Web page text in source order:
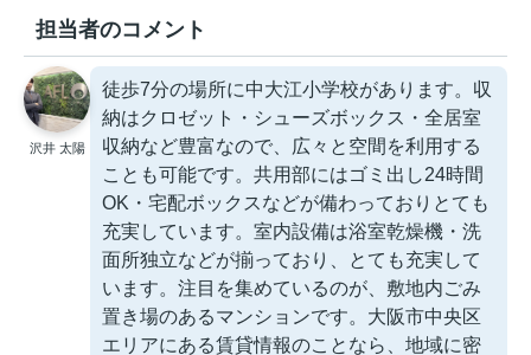
担当者のコメント
沢井 太陽
徒歩7分の場所に中大江小学校があります。収
納はクロゼット・シューズボックス・全居室
収納など豊富なので、広々と空間を利用する
ことも可能です。共用部にはゴミ出し24時間
OK・宅配ボックスなどが備わっておりとても
充実しています。室内設備は浴室乾燥機・洗
面所独立などが揃っており、とても充実して
います。注目を集めているのが、敷地内ごみ
置き場のあるマンションです。大阪市中央区
エリアにある賃貸情報のことなら、地域に密